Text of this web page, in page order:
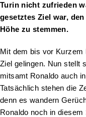
Turin nicht zufrieden
gesetztes Ziel war,
Höhe zu stemmen.
Mit dem bis vor Kurzem
Ziel gelingen. Nun stellt
mitsamt Ronaldo auch
Tatsächlich stehen die
denn es wandern
Ronaldo noch in